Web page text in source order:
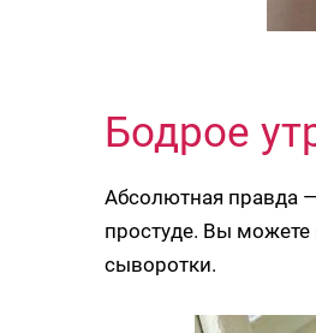
Бодрое
Абсолютная правда
простуде. Вы
сыворотки.